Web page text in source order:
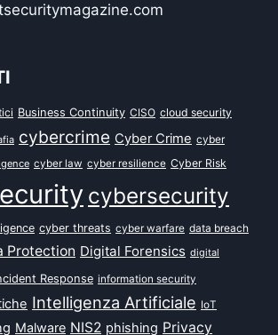
Business Continuity CISO cloud security
cybercrime Cyber Crime cyber
cyber law cyber resilience Cyber Risk
cybersecurity
cyber threats cyber warfare data breach
Protection Digital Forensics digital
Response information security
Intelligenza Artificiale IoT
Malware NIS2 phishing Privacy